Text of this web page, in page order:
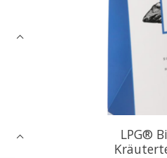
LPG®